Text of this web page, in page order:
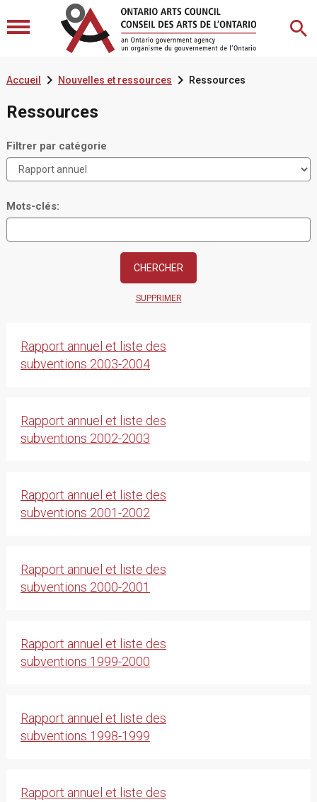
Accueil  Nouvelles et ressources Ressources
Ressources
Filtrer par catégorie
Mots-clés:
SUPPRIMER
Rapport annuel et liste des
subventions 2003-2004
Rapport annuel et liste des
subventions 2002-2003
Rapport annuel et liste des
subventions 2001-2002
Rapport annuel et liste des
subventions 2000-2001
Rapport annuel et liste des
subventions 1999-2000
Rapport annuel et liste des
subventions 1998-1999
Rapport annuel et liste des